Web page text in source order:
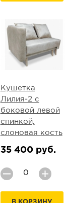
Кушетка
Лилия-2 с
боковой левой
спинкой,
слоновая кость
35 400 руб.